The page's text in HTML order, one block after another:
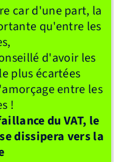
car d'une part, la
qu'entre les
d'avoir les
plus écartées
entre les
!
du VAT, le
dissipera vers la